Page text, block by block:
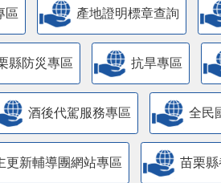
區 產地證明標章查詢
縣防災專區 抗旱專區
酒後代駕服務專區 全民
更新輔導團網站專區 苗栗